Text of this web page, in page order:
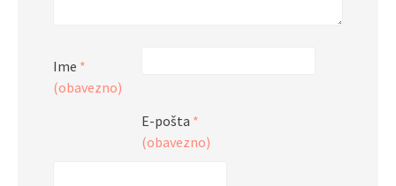
Ime *
(obavezno)
E-pošta *
(obavezno)